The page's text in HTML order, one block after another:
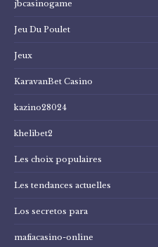
jbcasinogame
Jeu Du Poulet
Jeux
KaravanBet Casino
kazino28024
khelibet2
Les choix populaires
Les tendances actuelles
Los secretos para
mafiacasino-online